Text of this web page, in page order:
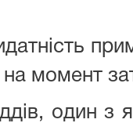
момент
один з